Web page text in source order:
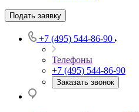
Подать заявку
+7 (495) 544-86-90
Телефоны
+7 (495) 544-86-90
Заказать звонок